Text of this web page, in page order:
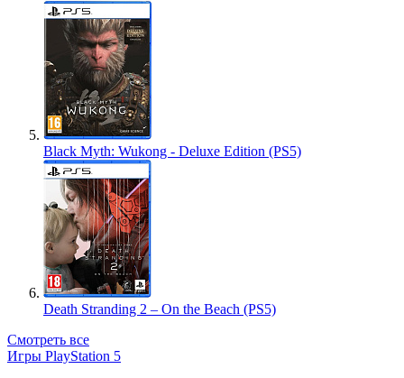
Black Myth: Wukong - Deluxe Edition (PS5)
Death Stranding 2 – On the Beach (PS5)
Смотреть все
Игры PlayStation 5